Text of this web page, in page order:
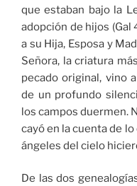
que estaban bajo la
adopción de hijos (Gal
a su Hija, Esposa y
Señora, la criatura
pecado original, vino
de un profundo
los campos duermen.
cayó en la cuenta de
ángeles del cielo
De las dos